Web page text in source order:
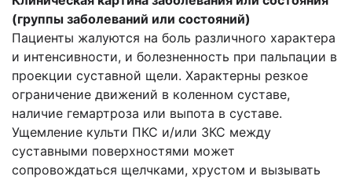
(группы заболеваний или состояний)
Пациенты жалуются на боль различного характера
и интенсивности, и болезненность при пальпации в
проекции суставной щели. Характерны резкое
ограничение движений в коленном суставе,
наличие гемартроза или выпота в суставе.
Ущемление культи ПКС и/или ЗКС между
суставными поверхностями может
сопровождаться щелчками, хрустом и вызывать